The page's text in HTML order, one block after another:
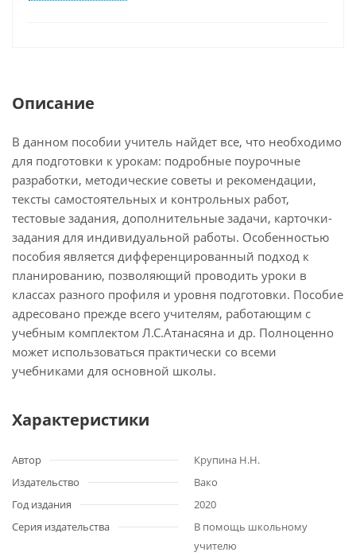
Описание
В данном пособии учитель найдет все, что необходимо
для подготовки к урокам: подробные поурочные
разработки, методические советы и рекомендации,
тексты самостоятельных и контрольных работ,
тестовые задания, дополнительные задачи, карточки-
задания для индивидуальной работы. Особенностью
пособия является дифференцированный подход к
планированию, позволяющий проводить уроки в
классах разного профиля и уровня подготовки. Пособие
адресовано прежде всего учителям, работающим с
учебным комплектом Л.С.Атанасяна и др. Полноценно
может использоваться практически со всеми
учебниками для основной школы.
Характеристики
Автор
Крупина Н.Н.
Издательство
Вако
Год издания
2020
Серия издательства
В помощь школьному
учителю